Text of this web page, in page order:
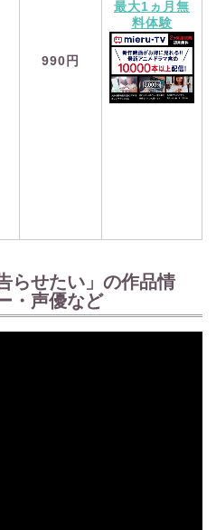
990円
最大1ヵ月無
料体験
らせたい」の作品情
・声優など